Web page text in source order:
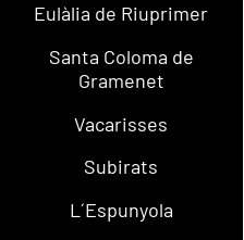
Eulàlia de Riuprimer
Santa Coloma de
Gramenet
Vacarisses
Subirats
L´Espunyola